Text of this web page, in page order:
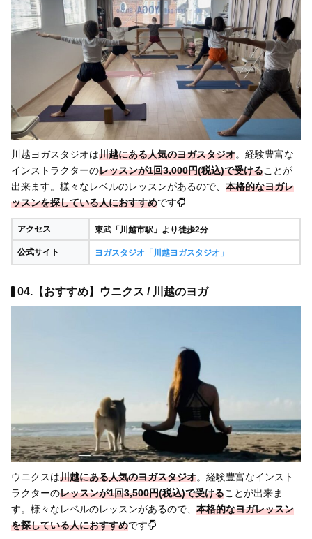
川越ヨガスタジオは川越にある人気のヨガスタジオ。経験豊富な
インストラクターのレッスンが1回3,000円(税込)で受けることが
出来ます。様々なレベルのレッスンがあるので、 本格的なヨガレ
ッスンを探している人におすすめです
アクセス 東武「川越市駅」より徒歩2分
公式サイト ヨガスタジオ「川越ヨガスタジオ」
04.【おすすめ】ウニクス / 川越のヨガ
ウニクスは川越にある人気のヨガスタジオ。経験豊富なインスト
ラクターのレッスンが1回3,500円(税込)で受けることが出来ま
す。様々なレベルのレッスンがあるので、 本格的なヨガレッスン
を探している人におすすめです